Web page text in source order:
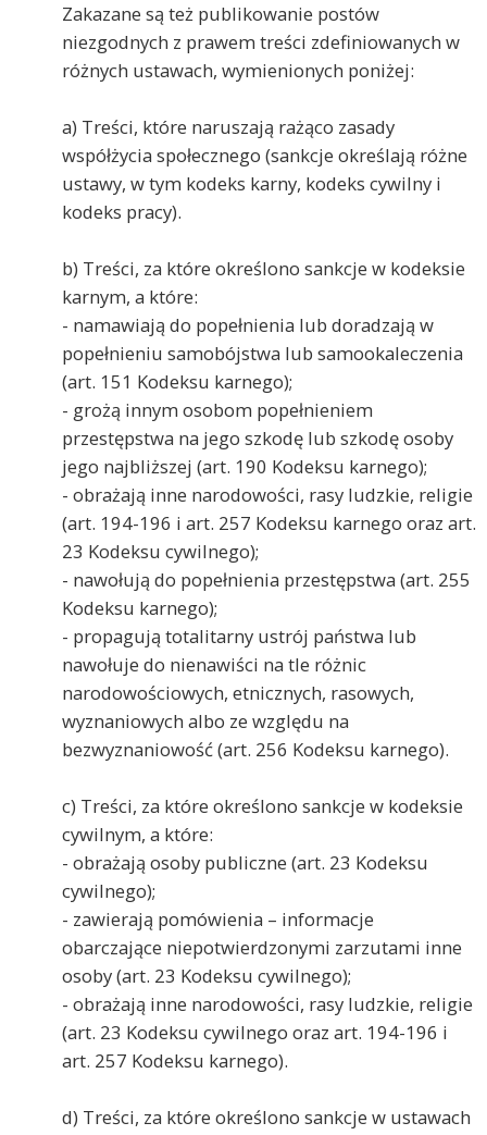
Zakazane są też publikowanie postów
niezgodnych z prawem treści zdefiniowanych w
różnych ustawach, wymienionych poniżej:
a) Treści, które naruszają rażąco zasady
współżycia społecznego (sankcje określają różne
ustawy, w tym kodeks karny, kodeks cywilny i
kodeks pracy).
b) Treści, za które określono sankcje w kodeksie
karnym, a które:
- namawiają do popełnienia lub doradzają w
popełnieniu samobójstwa lub samookaleczenia
(art. 151 Kodeksu karnego);
- grożą innym osobom popełnieniem
przestępstwa na jego szkodę lub szkodę osoby
jego najbliższej (art. 190 Kodeksu karnego);
- obrażają inne narodowości, rasy ludzkie, religie
(art. 194-196 i art. 257 Kodeksu karnego oraz art.
23 Kodeksu cywilnego);
- nawołują do popełnienia przestępstwa (art. 255
Kodeksu karnego);
- propagują totalitarny ustrój państwa lub
nawołuje do nienawiści na tle różnic
narodowościowych, etnicznych, rasowych,
wyznaniowych albo ze względu na
bezwyznaniowość (art. 256 Kodeksu karnego).
c) Treści, za które określono sankcje w kodeksie
cywilnym, a które:
- obrażają osoby publiczne (art. 23 Kodeksu
cywilnego);
- zawierają pomówienia – informacje
obarczające niepotwierdzonymi zarzutami inne
osoby (art. 23 Kodeksu cywilnego);
- obrażają inne narodowości, rasy ludzkie, religie
(art. 23 Kodeksu cywilnego oraz art. 194-196 i
art. 257 Kodeksu karnego).
d) Treści, za które określono sankcje w ustawach